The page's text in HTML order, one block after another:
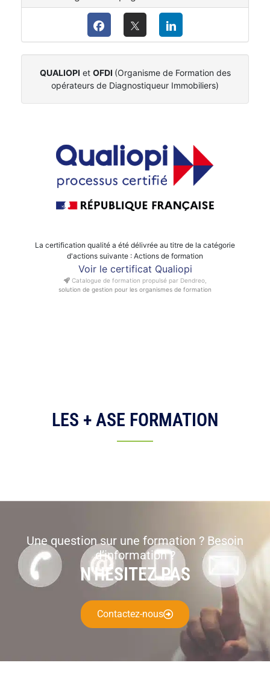
QUALIOPI et OFDI (Organisme de Formation des
opérateurs de Diagnostiqueur Immobiliers)
La certification qualité a été délivrée au titre de la catégorie
d'actions suivante : Actions de formation
Voir le certificat Qualiopi
Catalogue de formation propulsé par Dendreo,
solution de gestion pour les organismes de formation
LES + ASE FORMATION
Une question sur une formation ? Besoin
d’information ?
N'HÉSITEZ PAS
Contactez-nous